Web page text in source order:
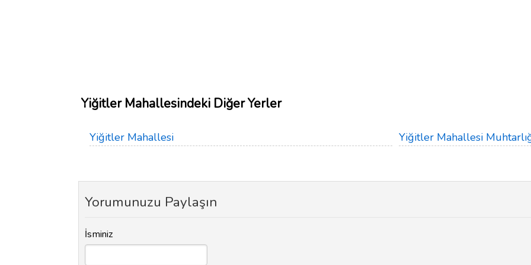
Yiğitler Mahallesindeki Diğer Yerler
Yiğitler Mahallesi Yiğitler Mahallesi
Yorumunuzu Paylaşın
İsminiz